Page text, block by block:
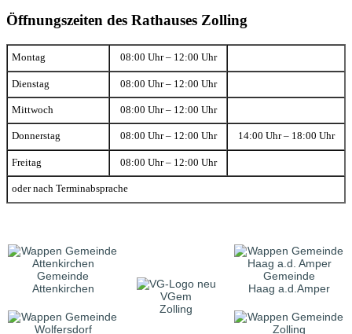
Öffnungszeiten des Rathauses Zolling
Montag 08:00 Uhr – 12:00 Uhr
Dienstag 08:00 Uhr – 12:00 Uhr
Mittwoch 08:00 Uhr – 12:00 Uhr
Donnerstag 08:00 Uhr – 12:00 Uhr 14:00 Uhr – 18:00 Uhr
Freitag 08:00 Uhr – 12:00 Uhr
oder nach Terminabsprache
Gemeinde
Attenkirchen
VGem
Zolling
Gemeinde
Haag a.d.Amper